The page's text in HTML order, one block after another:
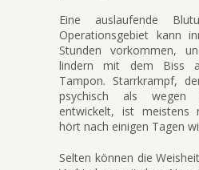
Eine auslaufende
Operationsgebiet kann
Stunden vorkommen,
lindern mit dem Biss
Tampon. Starrkrampf,
psychisch als wegen
entwickelt, ist meistens
hört nach einigen Tagen
Selten können die